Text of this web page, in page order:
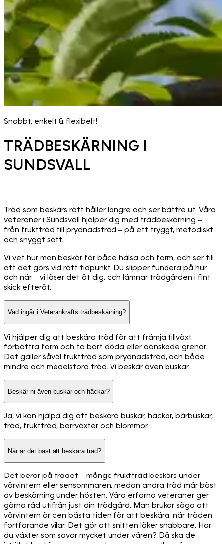
Snabbt, enkelt & flexibelt!
TRÄDBESKÄRNING I
SUNDSVALL
Träd som beskärs rätt håller längre och ser bättre ut. Våra
veteraner i Sundsvall hjälper dig med trädbeskärning –
från fruktträd till prydnadsträd – på ett tryggt, metodiskt
och snyggt sätt.
Vi vet hur man beskär för både hälsa och form, och ser till
att det görs vid rätt tidpunkt. Du slipper fundera på hur
och när – vi löser det åt dig, och lämnar trädgården i fint
skick efteråt.
Vad ingår i Veterankrafts trädbeskärning?
Vi hjälper dig att beskära träd för att främja tillväxt,
förbättra form och ta bort döda eller oönskade grenar.
Det gäller såväl fruktträd som prydnadsträd, och både
mindre och medelstora träd. Vi beskär även buskar.
Beskär ni även buskar och häckar?
Ja, vi kan hjälpa dig att beskära buskar, häckar, bärbuskar,
träd, fruktträd, barrväxter och blommor.
När är det bäst att beskära träd?
Det beror på trädet – många fruktträd beskärs under
vårvintern eller sensommaren, medan andra träd mår bäst
av beskärning under hösten. Våra erfarna veteraner ger
gärna råd utifrån just din trädgård. Man brukar säga att
vårvintern är den bästa tiden för att beskära, när träden
fortfarande vilar. Det gör att snitten läker snabbare. Har
du växter som savar mycket under våren? Då ska de